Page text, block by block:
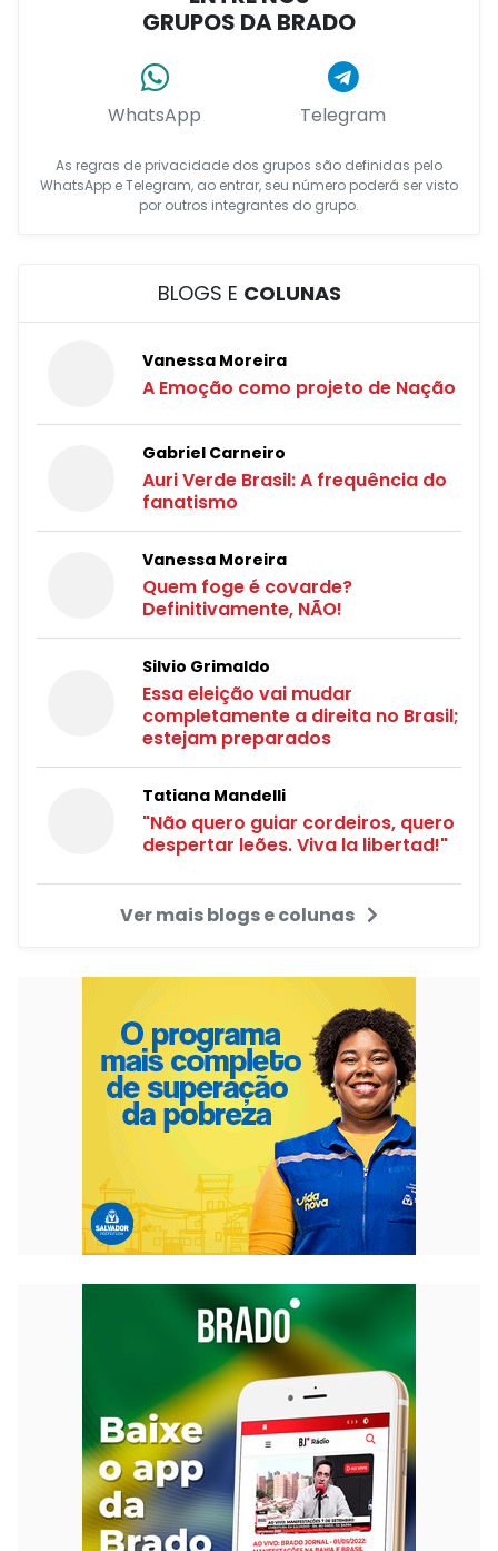
GRUPOS DA BRADO
WhatsApp Telegram
As regras de privacidade dos grupos são definidas pelo
WhatsApp e Telegram, ao entrar, seu número poderá ser visto
por outros integrantes do grupo.
BLOGS E COLUNAS
Vanessa Moreira
A Emoção como projeto de Nação
Gabriel Carneiro
Auri Verde Brasil: A frequência do
fanatismo
Vanessa Moreira
Quem foge é covarde?
Definitivamente, NÃO!
Silvio Grimaldo
Essa eleição vai mudar
completamente a direita no Brasil;
estejam preparados
Tatiana Mandelli
"Não quero guiar cordeiros, quero
despertar leões. Viva la libertad!"
Ver mais blogs e colunas